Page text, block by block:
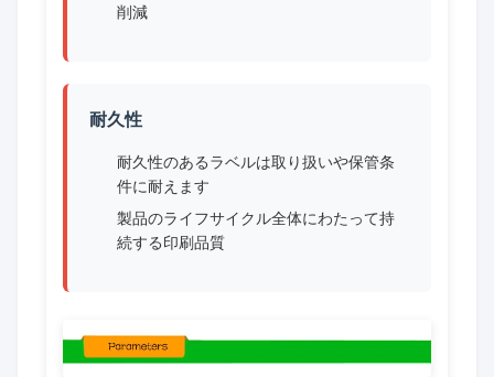
削減
耐久性
耐久性のあるラベルは取り扱いや保管条
件に耐えます
製品のライフサイクル全体にわたって持
続する印刷品質